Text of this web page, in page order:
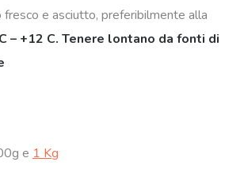
fresco e asciutto, preferibilmente alla
– +12 C. Tenere lontano da fonti di
e 1 Kg